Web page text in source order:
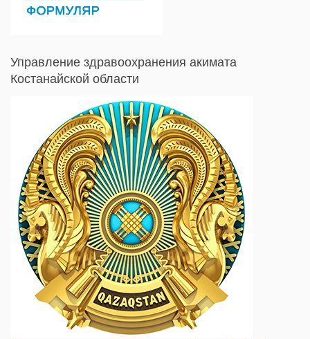
Управление здравоохранения акимата
Костанайской области